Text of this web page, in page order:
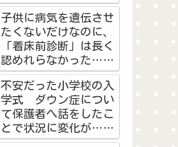
の高校野球予選に挑戦
した教員と生徒の物語
＜前編＞
子供に病気を遺伝させ
たくないだけなのに、
「着床前診断」は長く
認めれらなかった…不
妊治療を経験した作家
が看護師として『命を
選ぶ』に思うこと
不安だった小学校の入
学式 ダウン症につい
て保護者へ話をしたこ
とで状況に変化が…マ
マの勇気に「素敵なご